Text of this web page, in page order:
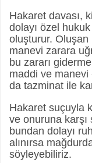
Hakaret davası,
dolayı özel
oluşturur. Oluşan
manevi zarara
bu zararı
maddi ve manevi
da tazminat ile
Hakaret suçuyla
ve onuruna karşı
bundan dolayı
alınırsa
söyleyebiliriz.